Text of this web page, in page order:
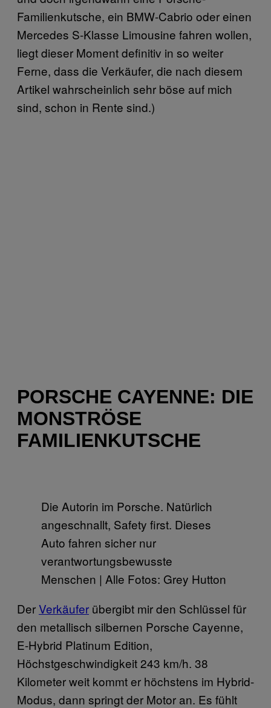
Familienkutsche, ein BMW-Cabrio oder einen
Mercedes S-Klasse Limousine fahren wollen,
liegt dieser Moment definitiv in so weiter
Ferne, dass die Verkäufer, die nach diesem
Artikel wahrscheinlich sehr böse auf mich
sind, schon in Rente sind.)
PORSCHE CAYENNE: DIE
MONSTRÖSE
FAMILIENKUTSCHE
Die Autorin im Porsche. Natürlich
angeschnallt, Safety first. Dieses
Auto fahren sicher nur
verantwortungsbewusste
Menschen | Alle Fotos: Grey Hutton
DerVerkäufer übergibt mir den Schlüssel für
den metallisch silbernen Porsche Cayenne,
E-Hybrid Platinum Edition,
Höchstgeschwindigkeit 243 km/h. 38
Kilometer weit kommt er höchstens im Hybrid-
Modus, dann springt der Motor an. Es fühlt